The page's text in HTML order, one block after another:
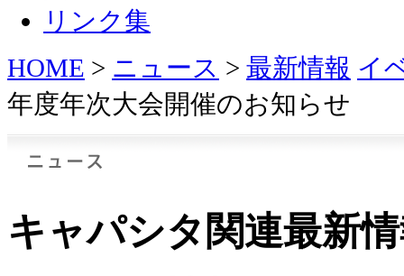
リンク集
HOME > ニュース > 最新情報 イ
年度年次大会開催のお知らせ
キャパシタ関連最新